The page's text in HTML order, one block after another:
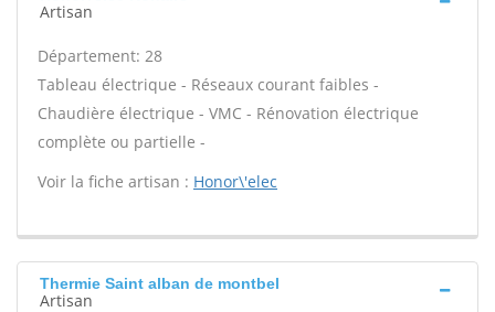
Artisan
Département: 28
Tableau électrique - Réseaux courant faibles -
Chaudière électrique - VMC - Rénovation électrique
complète ou partielle -
Voir la fiche artisan : Honor\'elec
Thermie Saint alban de montbel
Artisan